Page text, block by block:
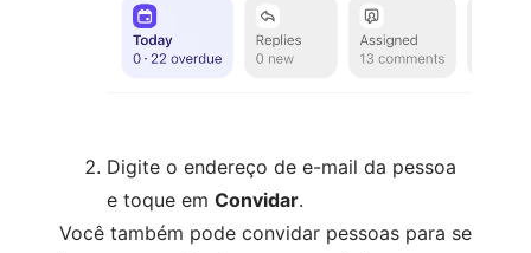
Digite o endereço de e-mail da pessoa
e toque em Convidar.
Você também pode convidar pessoas para se